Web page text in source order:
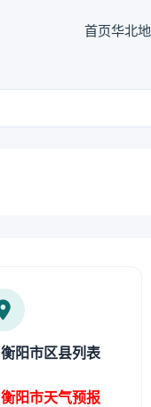
首页华北
衡阳市区县列表
衡阳市天气预报